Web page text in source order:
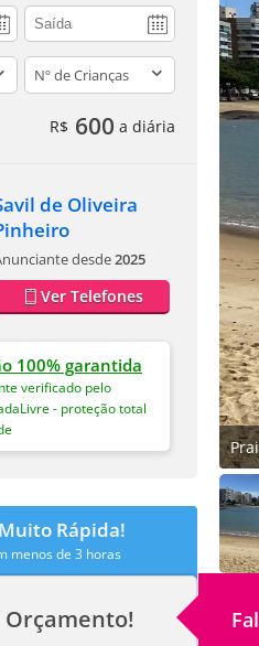
children
R$ 600 a diária
de Oliveira
desde2025
Ver Telefones
100% garantida
verificado pelo
- proteção total
Rápida!
menos de 3 horas
Orçamento!